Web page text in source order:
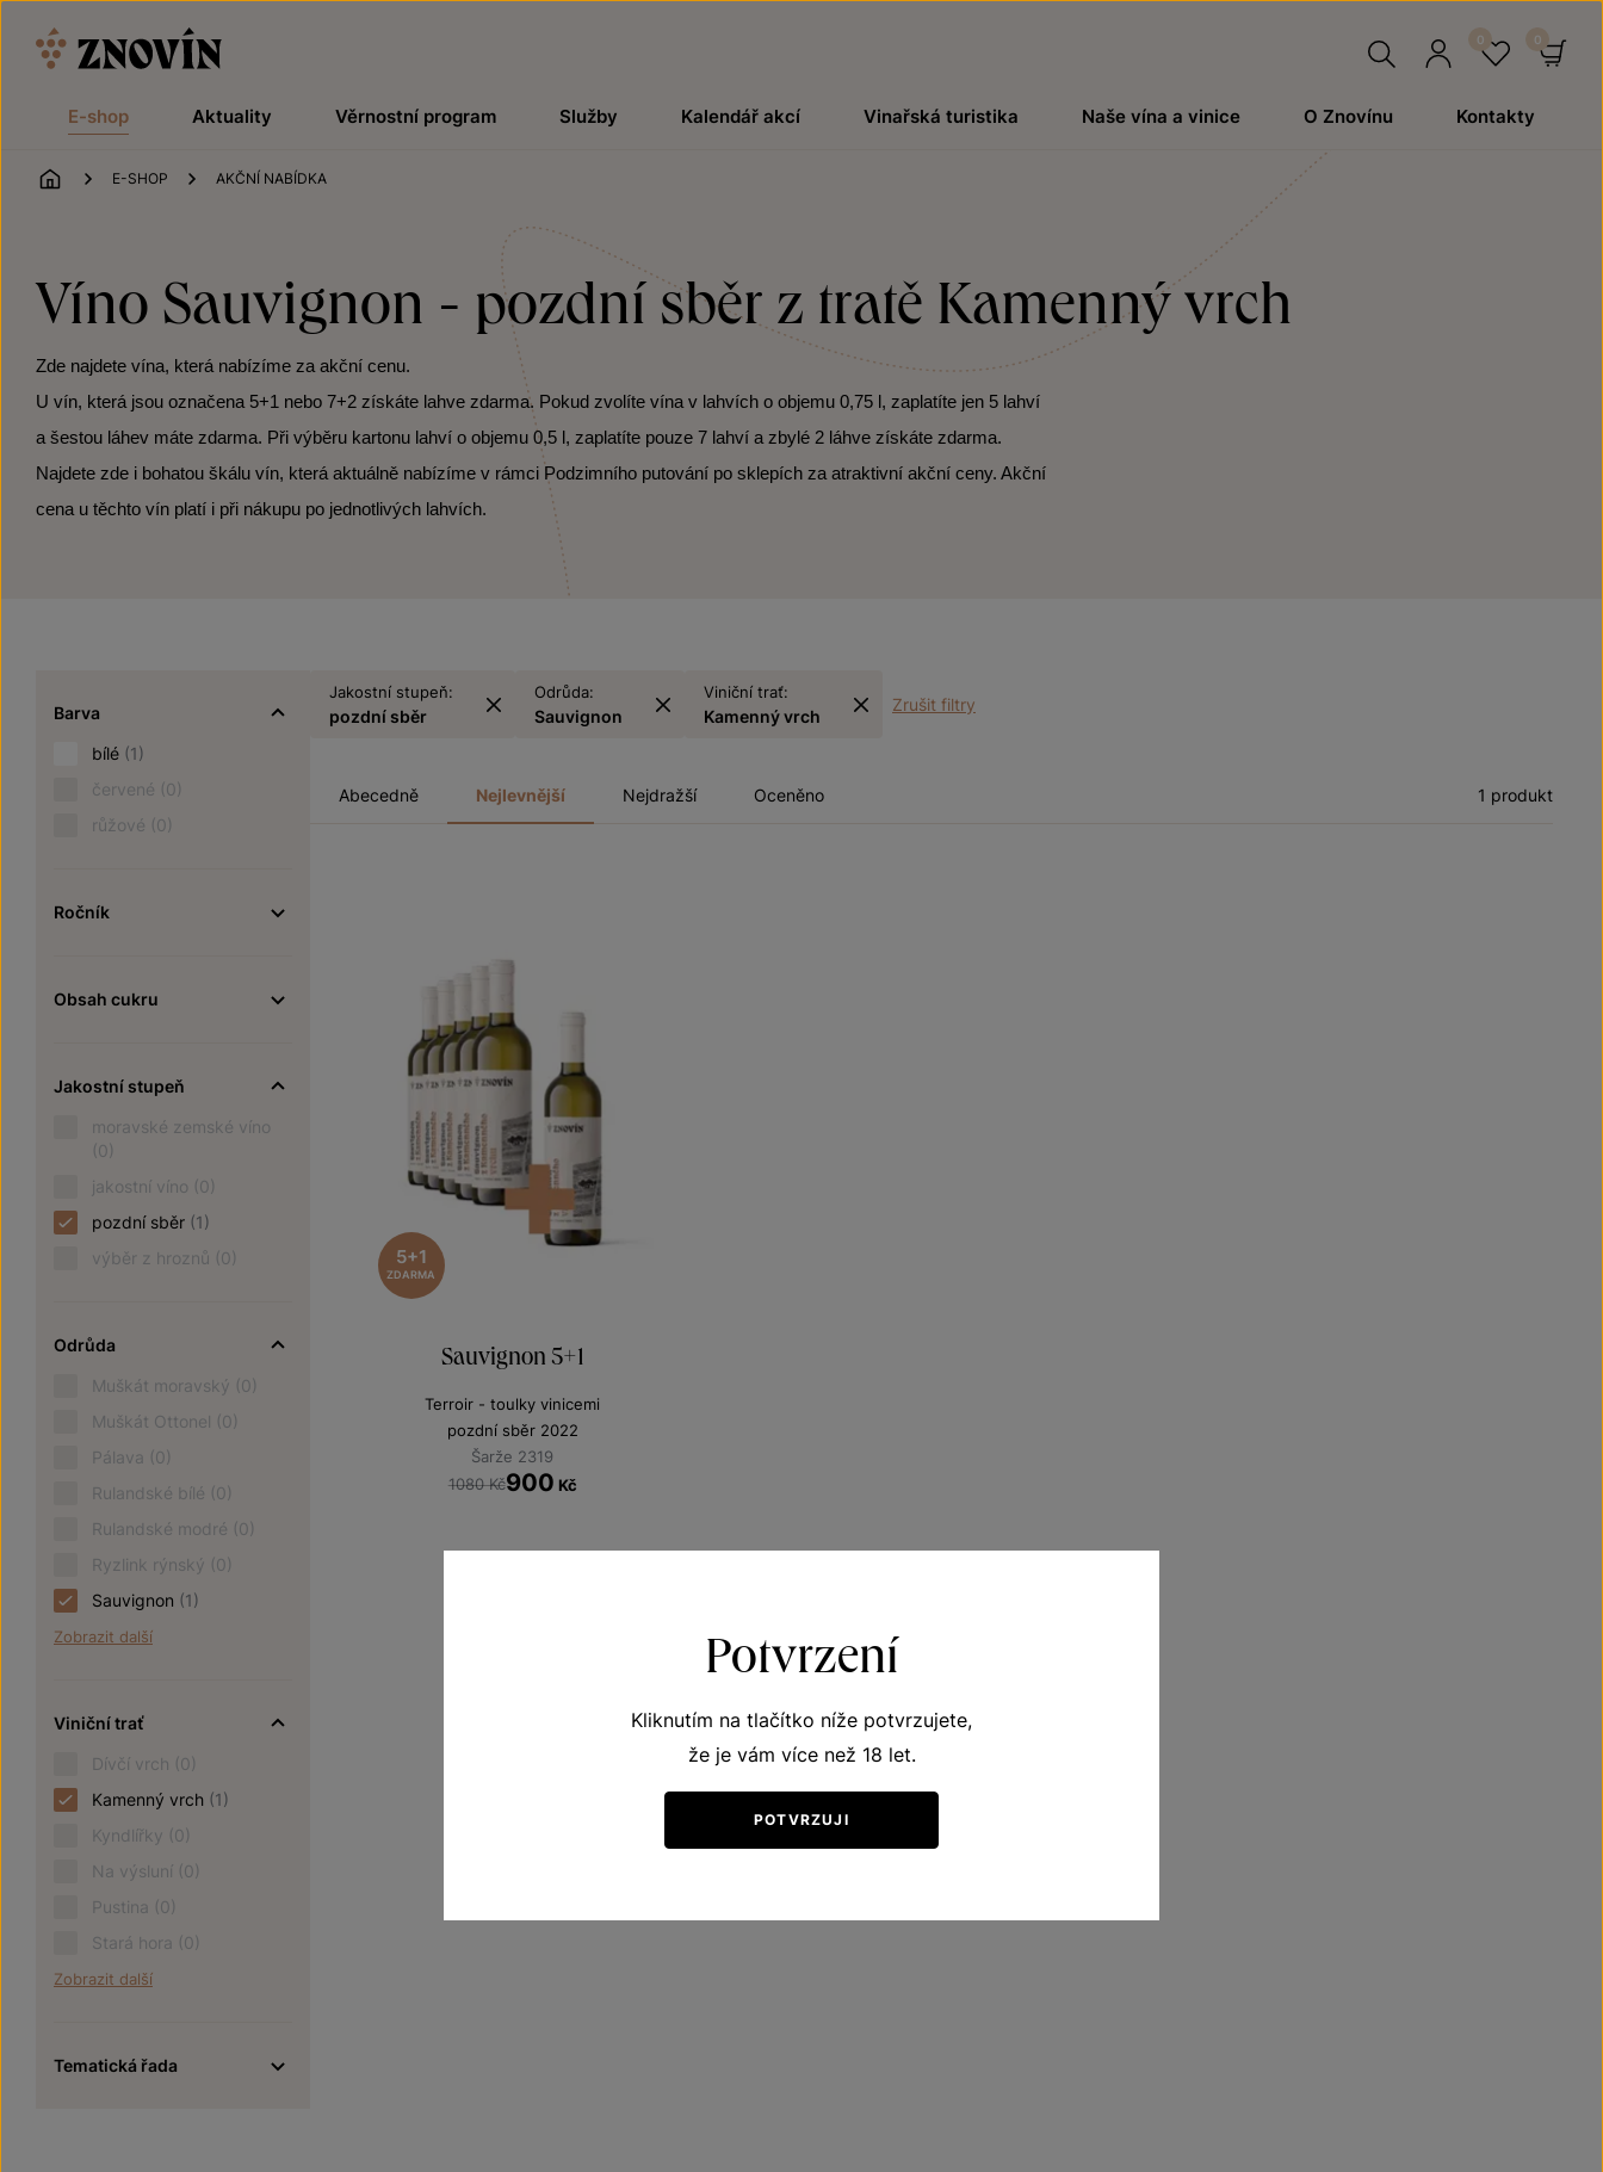
E-shop Aktuality Věrnostní program Služby Kalendář akcí Vinařská turistika Naše vína a vinice O Znovínu Kontakty
ÚVOD
E-SHOP AKČNÍ NABÍDKA
Víno Sauvignon - pozdní sběr z tratě Kamenný vrch
Zde najdete vína, která nabízíme za akční cenu.
U vín, která jsou označena 5+1 nebo 7+2 získáte lahve zdarma. Pokud zvolíte vína v lahvích o objemu 0,75 l, zaplatíte jen 5 lahví
a šestou láhev máte zdarma. Při výběru kartonu lahví o objemu 0,5 l, zaplatíte pouze 7 lahví a zbylé 2 láhve získáte zdarma.
Najdete zde i bohatou škálu vín, která aktuálně nabízíme v rámci Podzimního putování po sklepích za atraktivní akční ceny. Akční
cena u těchto vín platí i při nákupu po jednotlivých lahvích.
Barva
bílé (1)
červené (0)
růžové (0)
Ročník
Obsah cukru
Jakostní stupeň
moravské zemské víno
(0)
jakostní víno (0)
pozdní sběr (1)
výběr z hroznů (0)
Odrůda
Muškát moravský (0)
Muškát Ottonel (0)
Pálava (0)
Rulandské bílé (0)
Rulandské modré (0)
Ryzlink rýnský (0)
Sauvignon (1)
Zobrazit další
Viniční trať
Dívčí vrch (0)
Kamenný vrch (1)
Kyndlířky (0)
Na výsluní (0)
Pustina (0)
Stará hora (0)
Zobrazit další
Tematická řada
Jakostní stupeň:
pozdní sběr
Odrůda:
Sauvignon
Viniční trať:
Kamenný vrch
Zrušit filtry
Abecedně Nejlevnější Nejdražší Oceněno 1 produkt
5+1
ZDARMA
Sauvignon 5+1
Terroir - toulky vinicemi
pozdní sběr 2022
Šarže 2319
1080 Kč900 Kč
Potvrzení
Kliknutím na tlačítko níže potvrzujete,
že je vám více než 18 let.
POTVRZUJI